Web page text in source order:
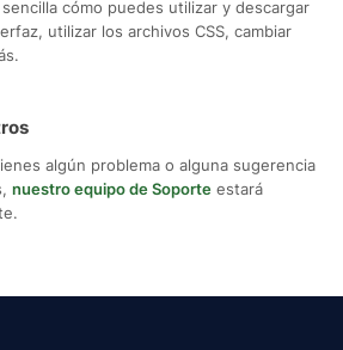
cómo puedes utilizar y descargar
utilizar los archivos CSS, cambiar
algún problema o alguna sugerencia
nuestro equipo de Soporte estará